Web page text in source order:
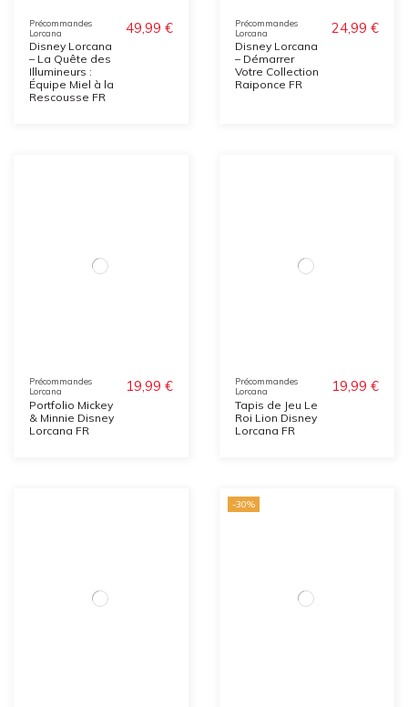
Précommandes
Lorcana
Disney Lorcana
– La Quête des
Illumineurs :
Équipe Miel à la
Rescousse FR
49,99 €
Précommandes
Lorcana
Disney Lorcana
– Démarrer
Votre Collection
Raiponce FR
24,99 €
Précommandes
Lorcana
Portfolio Mickey
& Minnie Disney
Lorcana FR
19,99 €
Précommandes
Lorcana
Tapis de Jeu Le
Roi Lion Disney
Lorcana FR
19,99 €
-30%